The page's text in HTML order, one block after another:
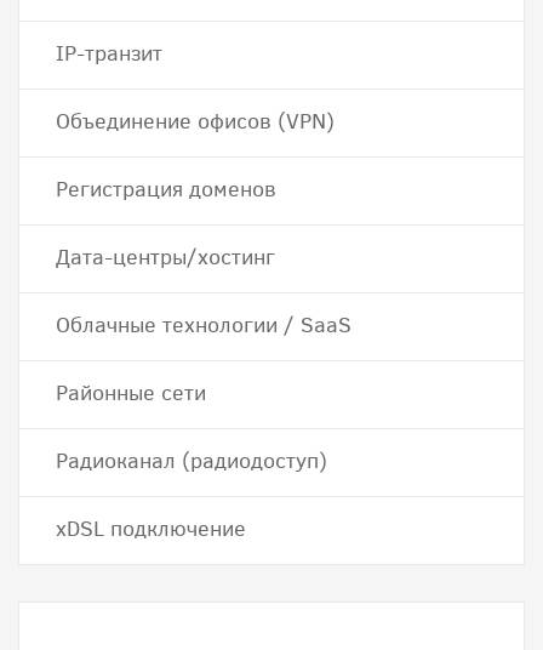
IP-транзит
Объединение офисов (VPN)
Регистрация доменов
Дата-центры/хостинг
Облачные технологии / SaaS
Районные сети
Радиоканал (радиодоступ)
хDSL подключение